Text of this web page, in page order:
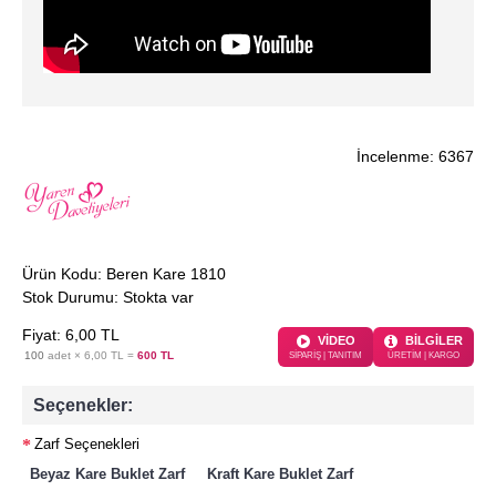
İncelenme: 6367
Ürün Kodu: Beren Kare 1810
Stok Durumu: Stokta var
Fiyat: 6 ,00 TL
100 adet × 6,00 TL = 600 TL
VİDEO
SİPARİŞ | TANITIM
BİLGİLER
ÜRETİM | KARGO
Seçenekler:
Zarf Seçenekleri
Beyaz Kare Buklet Zarf
Kraft Kare Buklet Zarf